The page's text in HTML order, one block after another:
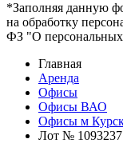
*Заполняя данную
на обработку
ФЗ "О
Главная
Аренда
Офисы
Офисы ВАО
Офисы м
Лот № 1093237